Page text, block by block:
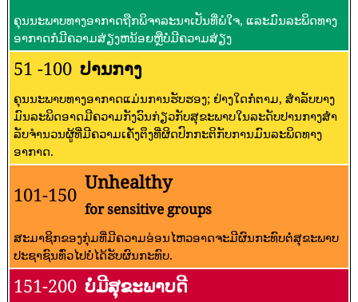
ຄຸນນະພາບທາງອາກາດຖືກພິຈາລະນາເປັນທີ່ພໍໃຈ, ແລະມົນລະພິດທາງ
ອາກາດກໍ່ມີຄວາມສ່ຽງຫນ້ອຍຫຼືບໍ່ມີຄວາມສ່ຽງ
51 -100 ປານກາງ
ຄຸນນະພາບທາງອາກາດແມ່ນການຮັບຮອງ; ຢ່າງໃດກໍ່ຕາມ, ສໍາລັບບາງ
ມົນລະພິດອາດມີຄວາມກັງວົນກ່ຽວກັບສຸຂະພາບໃນລະດັບປານກາງສໍາ
ລັບຈໍານວນຜູ້ທີ່ມີຄວາມເຄັ່ງຕຶງທີ່ຜິດປົກກະຕິກັບການມົນລະພິດທາງ
ອາກາດ.
101-150
Unhealthy
for sensitive groups
ສະມາຊິກຂອງກຸ່ມທີ່ມີຄວາມອ່ອນໄຫວອາດຈະມີຜົນກະທົບຕໍ່ສຸຂະພາບ
ປະຊາຊົນທົ່ວໄປບໍ່ໄດ້ຮັບຜົນກະທົບ.
151-200 ບໍ່ມີສຸຂະພາບດີ